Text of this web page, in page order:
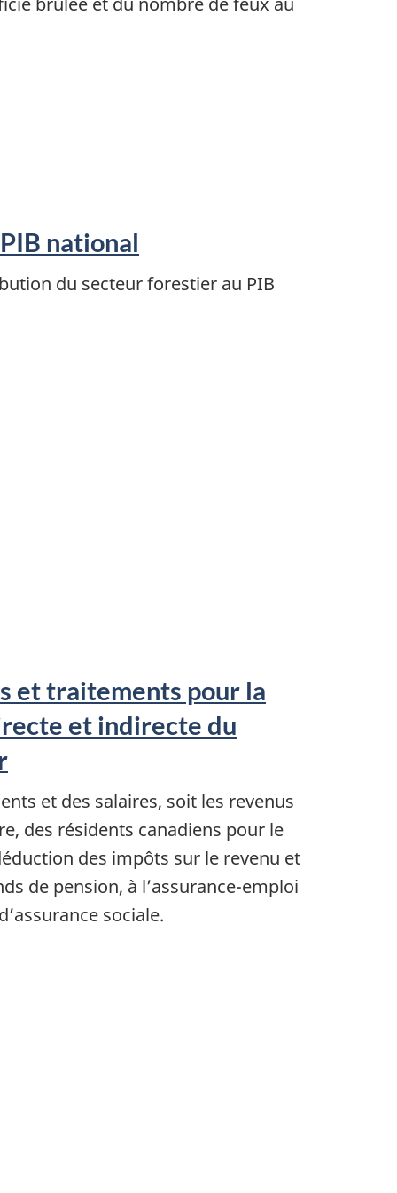
national
du secteur forestier au PIB
et traitements pour la
et indirecte du
et des salaires, soit les revenus
des résidents canadiens pour le
des impôts sur le revenu et
de pension, à l’assurance-emploi
sociale.